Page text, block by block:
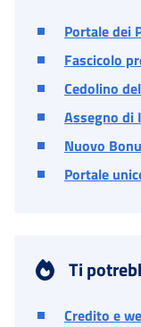
Portale dei
Fascicolo
Cedolino
Assegno di
Nuovo
Portale
Ti
Credito e